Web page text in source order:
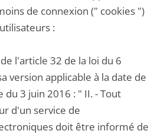
de connexion (" cookies ")
:
l'article 32 de la loi du 6
version applicable à la date de
3 juin 2016 : " II. - Tout
d'un service de
doit être informé de